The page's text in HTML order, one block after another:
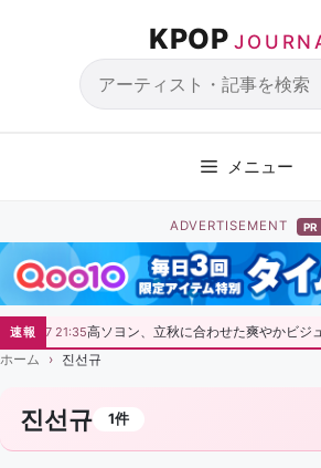
プ
KPOP
サ
メニュー
ADVERTISEMENT PR
速報8/7 21:35高ソヨン、立秋に合わせた爽やかビジ
ホーム
진선규
진선규 1件